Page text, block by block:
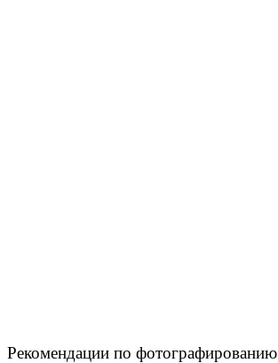
Рекомендации по фотографированию